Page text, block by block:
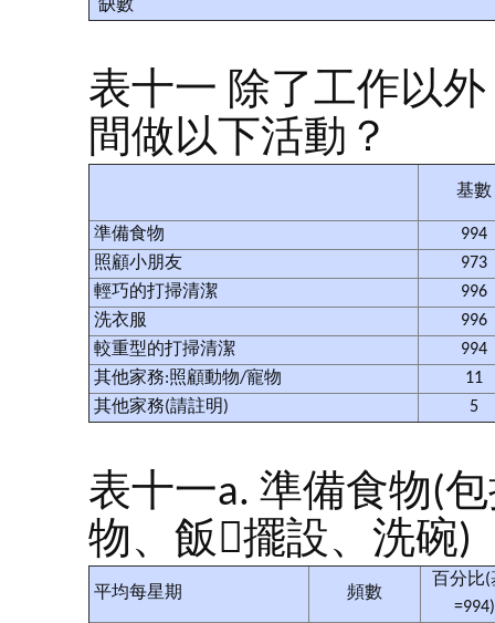
缺數
表十一 除了工作以
間做以下活動？
基數
準備食物
994
照顧小朋友
973
輕巧的打掃清潔
996
洗衣服
996
較重型的打掃清潔
994
其他家務:照顧動物/寵物
11
其他家務(請註明)
5
表十一a. 準備食物(
物、飯擺設、洗碗)
平均每星期 頻數
百分比(